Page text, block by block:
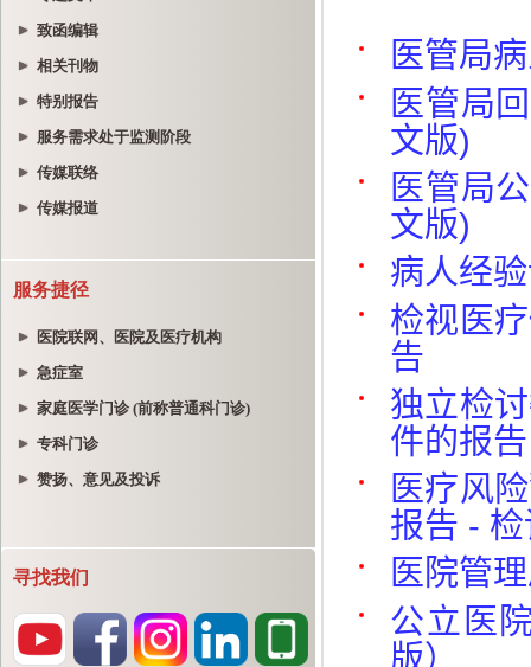
致函编辑
相关刊物
特别报告
服务需求处于监测阶段
传媒联络
传媒报道
服务捷径
医院联网、医院及医疗机构
急症室
家庭医学门诊 (前称普通科门诊)
专科门诊
赞扬、意见及投诉
寻找我们